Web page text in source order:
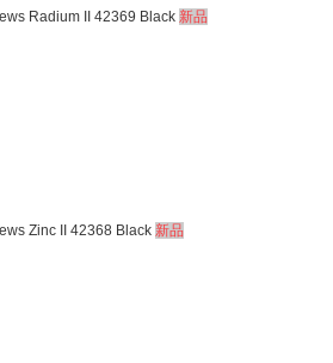
Radium II 42369 Black 新品
Zinc II 42368 Black 新品